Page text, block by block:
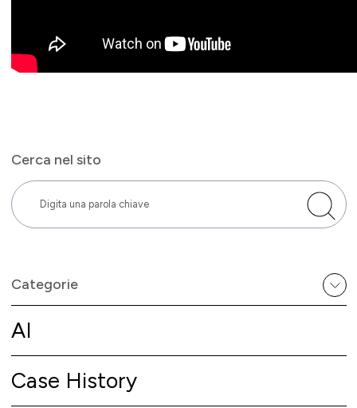
Cerca nel sito
Categorie
AI
Case History